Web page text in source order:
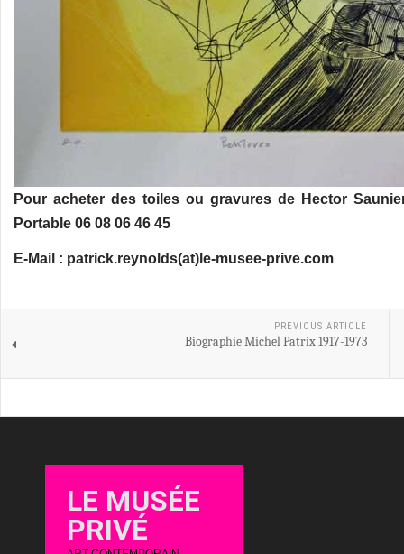
Pour acheter des toiles ou gravures de Hector
Portable 06 08 06 46 45
E-Mail : patrick.reynolds(at)le-musee-prive.com
PREVIOUS ARTICLE
Biographie Michel Patrix 1917-1973
LE MUSÉE
PRIVÉ